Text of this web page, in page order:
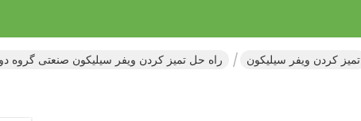
تمیز کردن ویفر سیلیکون راه حل تمیز کردن ویفر سیلیکون صنعتی گروه